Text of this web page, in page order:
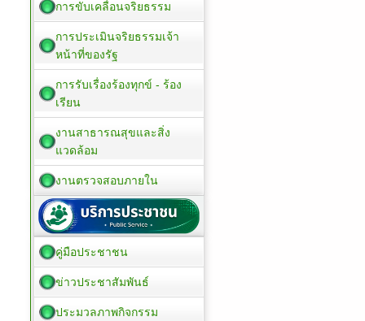
การขับเคลื่อนจริยธรรม
การประเมินจริยธรรมเจ้า
หน้าที่ของรัฐ
การรับเรื่องร้องทุกข์ - ร้อง
เรียน
งานสาธารณสุขและสิ่ง
แวดล้อม
งานตรวจสอบภายใน
คู่มือประชาชน
ข่าวประชาสัมพันธ์
ประมวลภาพกิจกรรม